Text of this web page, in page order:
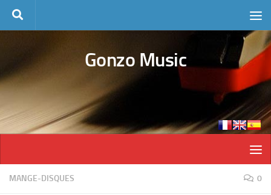
Skip to content
Gonzo Music
MANGE-DISQUES 0